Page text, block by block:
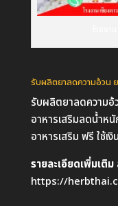
รับผลิตยาลดความอ้วน
รับผลิตยาลดความอ้
อาหารเสริมลดน้ำห
อาหารเสริม ฟรี ใช้
รายละเอียดเพิ่มเติ
https://